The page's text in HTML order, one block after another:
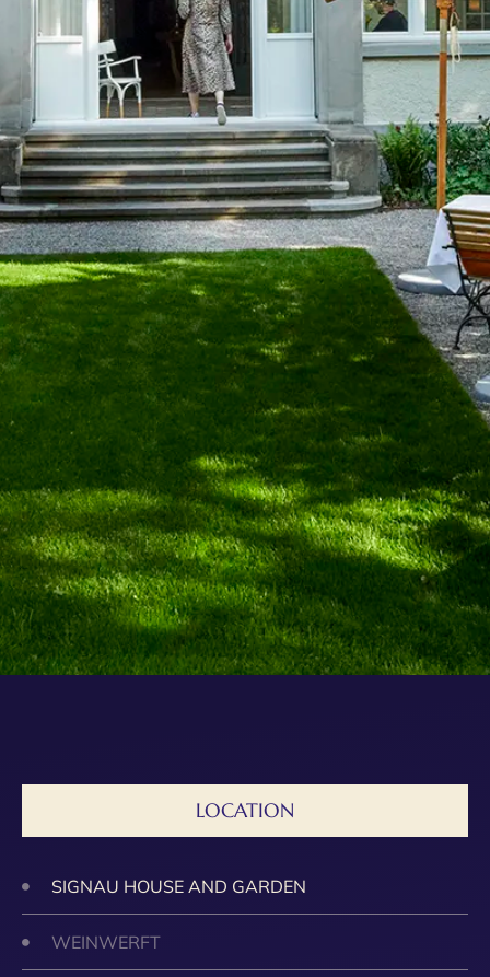
LOCATION
SIGNAU HOUSE AND GARDEN
WEINWERFT